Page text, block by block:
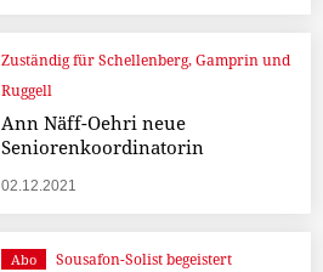
Zuständig für Schellenberg, Gamprin und
Ruggell
Ann Näff-Oehri neue
Seniorenkoordinatorin
02.12.2021
Abo
Sousafon-Solist begeistert